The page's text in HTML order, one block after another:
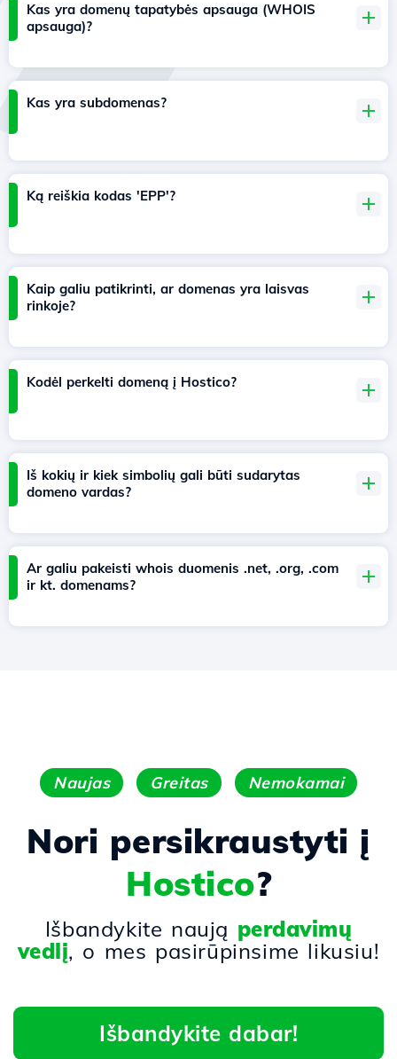
Kas yra domenų tapatybės apsauga (WHOIS
apsauga)?
Kas yra subdomenas?
Ką reiškia kodas 'EPP'?
Kaip galiu patikrinti, ar domenas yra laisvas
rinkoje?
Kodėl perkelti domeną į Hostico?
Iš kokių ir kiek simbolių gali būti sudarytas
domeno vardas?
Ar galiu pakeisti whois duomenis .net, .org, .com
ir kt. domenams?
Naujas Greitas Nemokamai
Nori persikraustyti į
Hostico?
Išbandykite naują perdavimų
vedlį, o mes pasirūpinsime likusiu!
Išbandykite dabar!